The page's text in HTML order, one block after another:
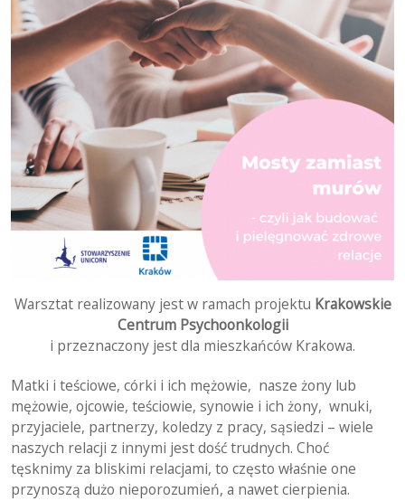
Warsztat realizowany jest w ramach projektu Krakowskie
Centrum Psychoonkologii
i przeznaczony jest dla mieszkańców Krakowa.
Matki i teściowe, córki i ich mężowie, nasze żony lub
mężowie, ojcowie, teściowie, synowie i ich żony, wnuki,
przyjaciele, partnerzy, koledzy z pracy, sąsiedzi – wiele
naszych relacji z innymi jest dość trudnych. Choć
tęsknimy za bliskimi relacjami, to często właśnie one
przynoszą dużo nieporozumień, a nawet cierpienia.